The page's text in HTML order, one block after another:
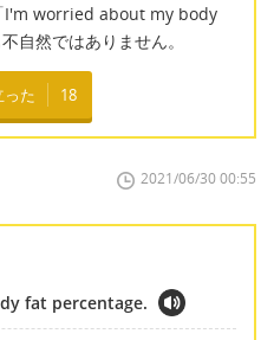
I'm worried about my body
自然ではありません。
った 18
2021/06/30 00:55
fat percentage.